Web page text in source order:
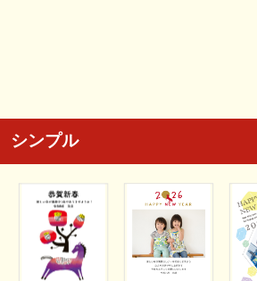
シンプル